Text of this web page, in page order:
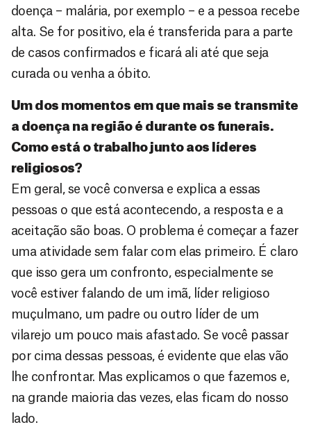
doença – malária, por exemplo – e a pessoa recebe
alta. Se for positivo, ela é transferida para a parte
de casos confirmados e ficará ali até que seja
curada ou venha a óbito.
Um dos momentos em que mais se transmite
a doença na região é durante os funerais.
Como está o trabalho junto aos líderes
religiosos?
Em geral, se você conversa e explica a essas
pessoas o que está acontecendo, a resposta e a
aceitação são boas. O problema é começar a fazer
uma atividade sem falar com elas primeiro. É claro
que isso gera um confronto, especialmente se
você estiver falando de um imã, líder religioso
muçulmano, um padre ou outro líder de um
vilarejo um pouco mais afastado. Se você passar
por cima dessas pessoas, é evidente que elas vão
lhe confrontar. Mas explicamos o que fazemos e,
na grande maioria das vezes, elas ficam do nosso
lado.